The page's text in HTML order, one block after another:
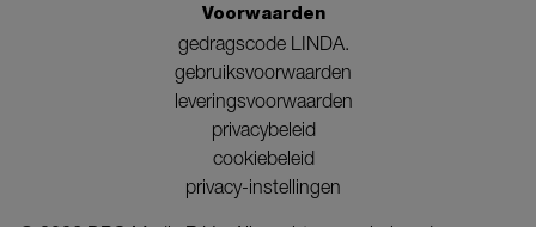
Voorwaarden
gedragscode LINDA.
gebruiksvoorwaarden
leveringsvoorwaarden
privacybeleid
cookiebeleid
privacy-instellingen